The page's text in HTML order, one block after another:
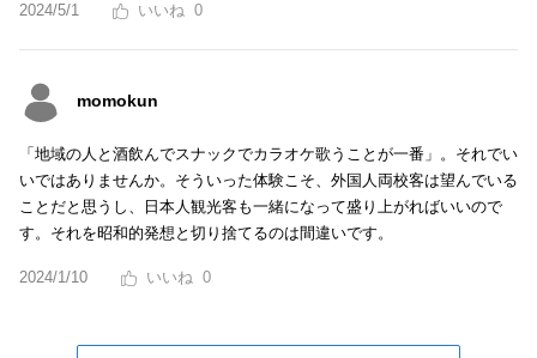
2024/5/1 0
momokun
「地域の人と酒飲んでスナックでカラオケ歌うことが一番」。それでい
いではありませんか。そういった体験こそ、外国人両校客は望んでいる
ことだと思うし、日本人観光客も一緒になって盛り上がればいいので
す。それを昭和的発想と切り捨てるのは間違いです。
2024/1/10 0